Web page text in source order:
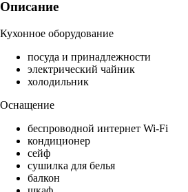
Описание
Кухонное оборудование
посуда и принадлежности
электрический чайник
холодильник
Оснащение
беспроводной интернет Wi-Fi
кондиционер
сейф
сушилка для белья
балкон